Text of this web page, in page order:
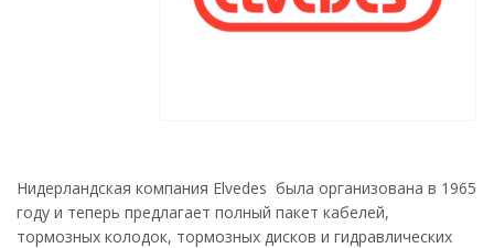
Нидерландская компания Elvedes была организована в 1965
году и теперь предлагает полный пакет кабелей,
тормозных колодок, тормозных дисков и гидравлических